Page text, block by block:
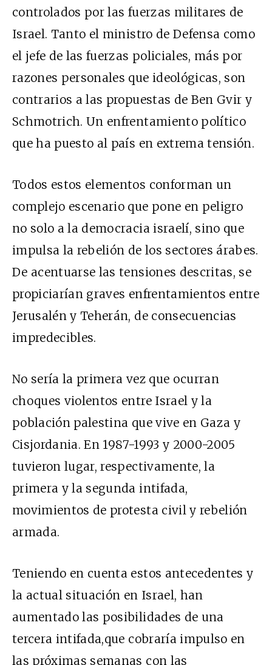
controlados por las fuerzas militares de
Israel. Tanto el ministro de Defensa como
el jefe de las fuerzas policiales, más por
razones personales que ideológicas, son
contrarios a las propuestas de Ben Gvir y
Schmotrich. Un enfrentamiento político
que ha puesto al país en extrema tensión.
Todos estos elementos conforman un
complejo escenario que pone en peligro
no solo a la democracia israelí, sino que
impulsa la rebelión de los sectores árabes.
De acentuarse las tensiones descritas, se
propiciarían graves enfrentamientos entre
Jerusalén y Teherán, de consecuencias
impredecibles.
No sería la primera vez que ocurran
choques violentos entre Israel y la
población palestina que vive en Gaza y
Cisjordania. En 1987-1993 y 2000-2005
tuvieron lugar, respectivamente, la
primera y la segunda intifada,
movimientos de protesta civil y rebelión
armada.
Teniendo en cuenta estos antecedentes y
la actual situación en Israel, han
aumentado las posibilidades de una
tercera intifada,que cobraría impulso en
las próximas semanas con las